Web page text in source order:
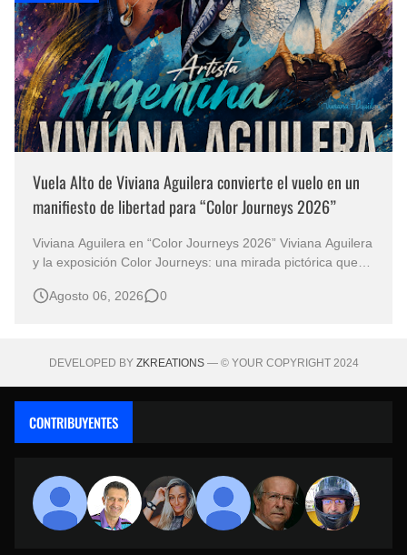
Vuela Alto de Viviana Aguilera convierte el vuelo en un
manifiesto de libertad para “Color Journeys 2026”
Viviana Aguilera en “Color Journeys 2026” Viviana Aguilera
y la exposición Color Journeys: una mirada pictórica que
capacidad de anticiparse a las palabras. Antes de que
Agosto 06, 2026 0
DEVELOPED BY ZKREATIONS— © YOUR COPYRIGHT 2024
CONTRIBUYENTES